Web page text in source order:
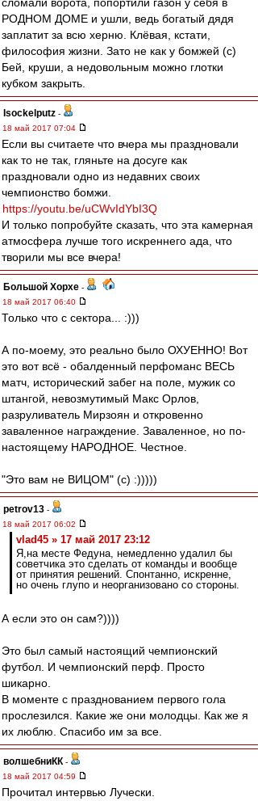
РОДНОМ ДОМЕ и ушли, ведь богатый дядя
заплатит за всю херню. Клёвая, кстати,
философия жизни. Зато не как у бомжей (с)
Бей, круши, а недовольным можно глотки
кубком закрыть.
Isockelputz -
18 май 2017 07:04
Если вы считаете что вчера мы праздновали
как то не так, гляньте на досуге как
праздновали одно из недавних своих
чемпионство бомжи.
https://youtu.be/uCWvIdYbI3Q
И только попробуйте сказать, что эта камерная
атмосфера лучше того искреннего ада, что
творили мы все вчера!
Большой Хорхе -
18 май 2017 06:40
Только что с сектора... :)))
А по-моему, это реально было ОХУЕННО! Вот
это вот всё - обалденный перфоманс ВЕСЬ
матч, исторический забег на поле, мужик со
штангой, невозмутимый Макс Орлов,
разруливатель Мирзоян и откровенно
заваленное награждение. Заваленное, но по-
настоящему НАРОДНОЕ. Честное.
"Это вам не ВИЦОМ" (с) :)))))
petrov13 -
18 май 2017 06:02
vlad45 » 17 май 2017 23:12
Я,на месте Федуна, немедленно удалил бы
советчика это сделать от команды и вообще
от принятия решений. Спонтанно, искренне,
но очень глупо и неорганизовано со стороны.
А если это он сам?))))
Это был самый настоящий чемпионский
футбол. И чемпионский перф. Просто
шикарно.
В моменте с празднованием первого гола
прослезился. Какие же они молодцы. Как же я
их люблю. Спасибо им за все.
волшебниКК -
18 май 2017 04:59
Прочитал интервью Лучески.